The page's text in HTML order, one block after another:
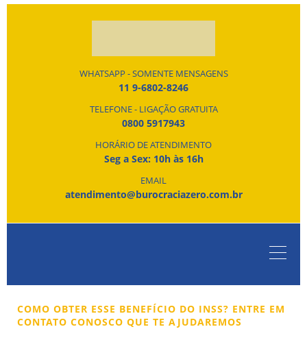
WHATSAPP - SOMENTE MENSAGENS
11 9-6802-8246
TELEFONE - LIGAÇÃO GRATUITA
0800 5917943
HORÁRIO DE ATENDIMENTO
Seg a Sex: 10h às 16h
EMAIL
atendimento@burocraciazero.com.br
COMO OBTER ESSE BENEFÍCIO DO INSS? ENTRE EM
CONTATO CONOSCO QUE TE AJUDAREMOS